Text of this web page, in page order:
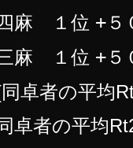
麻 １位 +
麻 １位 +
卓者の平均
卓者の平均